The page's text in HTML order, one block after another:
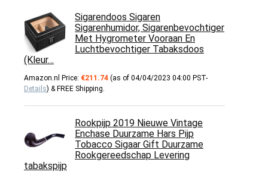
Sigarendoos Sigaren
Sigarenhumidor, Sigarenbevochtiger
Met Hygrometer Vooraan En
Luchtbevochtiger Tabaksdoos
(Kleur…
Amazon.nl Price: €211.74 (as of 04/04/2023 04:00 PST-
Details) & FREE Shipping.
Rookpijp 2019 Nieuwe Vintage
Enchase Duurzame Hars Pijp
Tobacco Sigaar Gift Duurzame
Rookgereedschap Levering
tabakspijp